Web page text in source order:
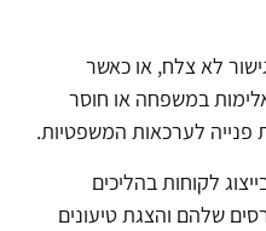
לא צלח, או כאשר
במשפחה או חוסר
פנייה לערכאות המשפטיות.
לקוחות בהליכים
שלהם והצגת טיעונים